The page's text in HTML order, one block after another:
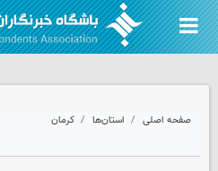
صفحه اصلی استان‌ها کرمان